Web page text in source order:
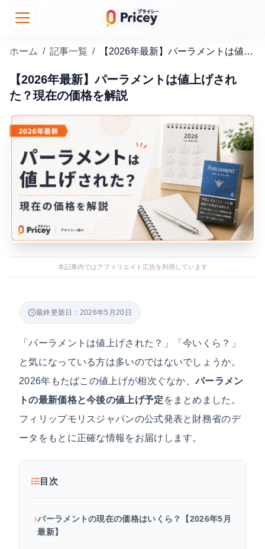
ホーム / 記事一覧 / 【2026年最新】パーラメントは値上げされた？現在の価格を解説
【2026年最新】パーラメントは値上げされ
た？現在の価格を解説
本記事内ではアフィリエイト広告を利用しています
最終更新日：2026年5月20日
「パーラメントは値上げされた？」「今いくら？」
と気になっている方は多いのではないでしょうか。
2026年もたばこの値上げが相次ぐなか、 パーラメン
トの最新価格と今後の値上げ予定 をまとめました。
フィリップモリスジャパンの公式発表と財務省のデ
ータをもとに正確な情報をお届けします。
目次
パーラメントの現在の価格はいくら？【2026年5月
最新】